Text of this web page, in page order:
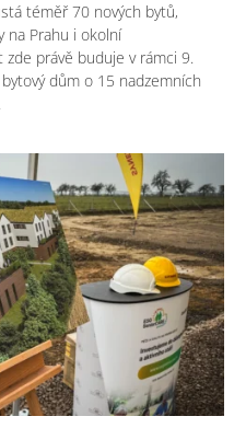
téměř 70 nových bytů,
na Prahu i okolní
právě buduje v rámci 9.
dům o 15 nadzemních